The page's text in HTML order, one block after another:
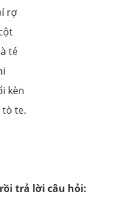
rợ
té
kèn
te.
trả lời câu hỏi: